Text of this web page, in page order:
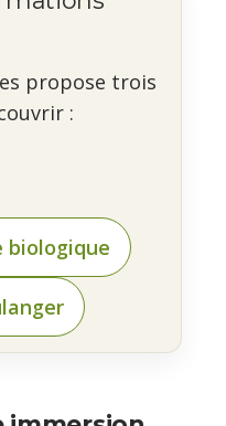
propose trois
:
biologique